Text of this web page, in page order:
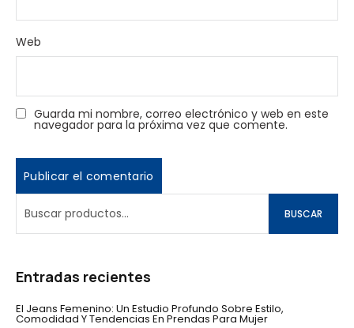
Web
Guarda mi nombre, correo electrónico y web en este
navegador para la próxima vez que comente.
BUSCAR
Entradas recientes
El Jeans Femenino: Un Estudio Profundo Sobre Estilo,
Comodidad Y Tendencias En Prendas Para Mujer